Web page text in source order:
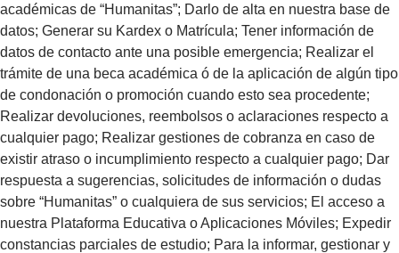
académicas de “Humanitas”; Darlo de alta en nuestra base de
datos; Generar su Kardex o Matrícula; Tener información de
datos de contacto ante una posible emergencia; Realizar el
trámite de una beca académica ó de la aplicación de algún tipo
de condonación o promoción cuando esto sea procedente;
Realizar devoluciones, reembolsos o aclaraciones respecto a
cualquier pago; Realizar gestiones de cobranza en caso de
existir atraso o incumplimiento respecto a cualquier pago; Dar
respuesta a sugerencias, solicitudes de información o dudas
sobre “Humanitas” o cualquiera de sus servicios; El acceso a
nuestra Plataforma Educativa o Aplicaciones Móviles; Expedir
constancias parciales de estudio; Para la informar, gestionar y